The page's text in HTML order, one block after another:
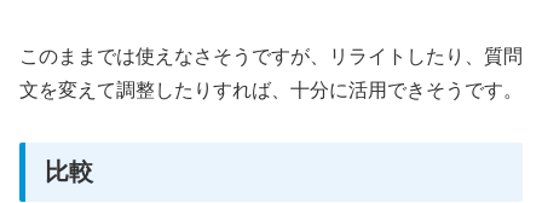
このままでは使えなさそうですが、リライトしたり、質問
文を変えて調整したりすれば、十分に活用できそうです。
比較